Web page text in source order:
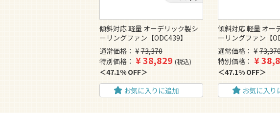
傾斜対応 軽量 オーデリック製シ
ーリングファン【ODC439】
通常価格
¥ 73,370
特別価格
¥38,829 税込
47.1% OFF
お気に入りに追加
傾斜対応 軽量 オー
ーリングファン【
通常価格
¥
特別価格
¥
47.1% OFF
お気に入り